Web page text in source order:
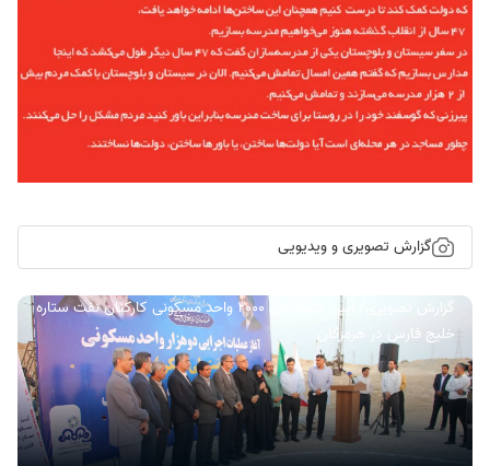
گزارش تصویری و ویدیویی
گزارش تصویری/ آیین کلنگ زنی ۲۰۰۰ واحد مسکونی کارکنان نفت ستاره
خلیج فارس در هرمزگان